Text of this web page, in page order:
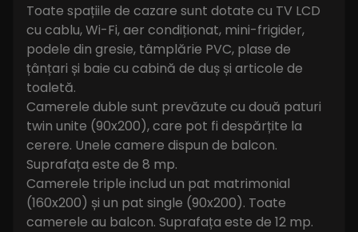
Toate spațiile de cazare sunt dotate cu TV LCD
cu cablu, Wi-Fi, aer condiționat, mini-frigider,
podele din gresie, tâmplărie PVC, plase de
țânțari și baie cu cabină de duș și articole de
toaletă.
Camerele duble sunt prevăzute cu două paturi
twin unite (90x200), care pot fi despărțite la
cerere. Unele camere dispun de balcon.
Suprafața este de 8 mp.
Camerele triple includ un pat matrimonial
(160x200) și un pat single (90x200). Toate
camerele au balcon. Suprafața este de 12 mp.